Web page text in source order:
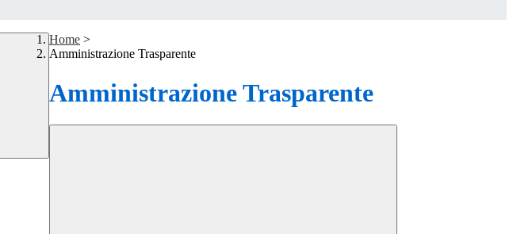
Home >
Amministrazione Trasparente
Amministrazione Trasparente